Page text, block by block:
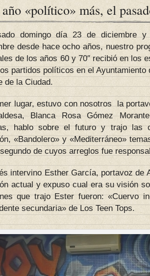
«político» más, el
domingo día 23 de diciembre
desde hace ocho años, nuestro
de los años 60 y 70″ recibió en los
partidos políticos en el Ayuntamiento
de la Ciudad.
lugar, estuvo con nosotros la
Blanca Rosa Gómez
hablo sobre el futuro y trajo las
«Bandolero» y «Mediterráneo»
de cuyos arreglos fue
intervino Esther García, portavoz de
actual y expuso cual era su visión
que trajo Ester fueron: «Cuervo
secundaria» de Los Teen Tops.